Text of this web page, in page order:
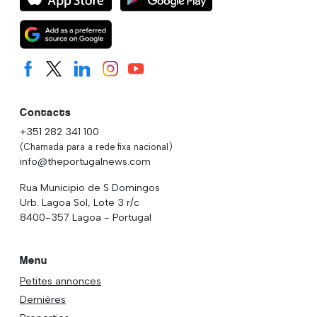
Contacts
+351 282 341 100
(Chamada para a rede fixa nacional)
info@theportugalnews.com
Rua Municipio de S Domingos
Urb. Lagoa Sol, Lote 3 r/c
8400-357 Lagoa - Portugal
Menu
Petites annonces
Dernières